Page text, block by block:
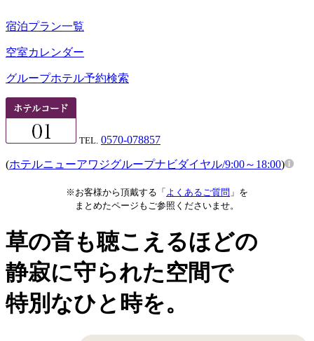
宿泊プラン一覧
空室カレンダー
グループホテル予約検索
TEL. 0570-078857
(ホテルニューアワジグループナビダイヤル/9:00～18:00)
※お客様から頂戴する「 よくあるご質問 」を
まとめたページもご参照くださいませ。
草の音も聴こえるほどの
静寂に守られた空間で
特別 なひと時を。